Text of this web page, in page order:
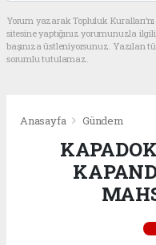
Yorum yazarak Topluluk
sitesine yaptığınız yorumunuzla
başınıza üstleniyorsunuz. Yazılan
sorumlu tutulamaz.
Anasayfa Gündem